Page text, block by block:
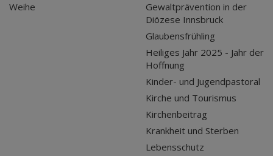
Weihe
Gewaltprävention in der
Diözese Innsbruck
Glaubensfrühling
Heiliges Jahr 2025 - Jahr der
Hoffnung
Kinder- und Jugendpastoral
Kirche und Tourismus
Kirchenbeitrag
Krankheit und Sterben
Lebensschutz